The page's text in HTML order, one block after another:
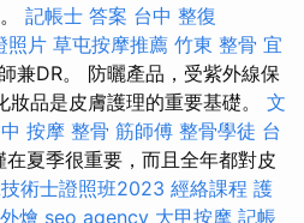
記帳士 答案 台中 整復
照片 草屯按摩推薦 竹東 整骨 宜
兼DR。 防曬產品，受紫外線保
妝品是皮膚護理的重要基礎。 文
按摩 整骨 筋師傅 整骨學徒 台
在夏季很重要，而且全年都對皮
術士證照班2023 經絡課程 護
燴 seo agency 大甲按摩 記帳